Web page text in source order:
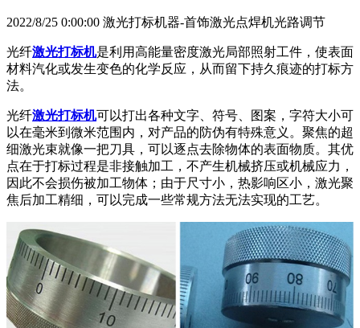
2022/8/25 0:00:00 激光打标机器-首饰激光点焊机光路调节
光纤激光打标机是利用高能量密度激光局部照射工件，使表面
材料汽化或发生变色的化学反应，从而留下持久痕迹的打标方
法。
光纤激光打标机可以打出各种文字、符号、图案，字符大小可
以在毫米到微米范围内，对产品的防伪有特殊意义。聚焦的超
细激光束就像一把刀具，可以逐点去除物体的表面物质。其优
点在于打标过程是非接触加工，不产生机械挤压或机械应力，
因此不会损伤被加工物体；由于尺寸小，热影响区小，激光聚
焦后加工精细，可以完成一些常规方法无法实现的工艺。